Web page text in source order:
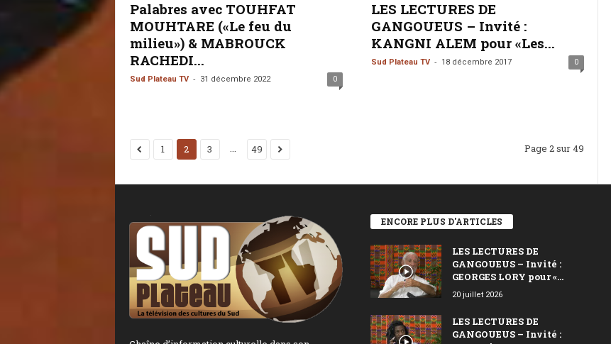
Palabres avec TOUHFAT
MOUHTARE («Le feu du
milieu») & MABROUCK
RACHEDI...
Sud Plateau TV - 31 décembre 2022 0
LES LECTURES DE
GANGOUEUS – Invité :
KANGNI ALEM pour «Les...
Sud Plateau TV - 18 décembre 2017 0
1 2 3 ... 49 Page 2 sur 49
ENCORE PLUS D'ARTICLES
LES LECTURES DE
GANGOUEUS – Invité :
GEORGES LORY pour «...
20 juillet 2026
LES LECTURES DE
GANGOUEUS – Invité :